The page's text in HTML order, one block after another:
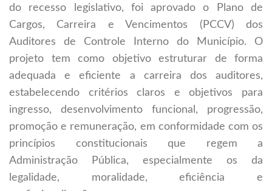
do recesso legislativo, foi aprovado o Plano de
Cargos, Carreira e Vencimentos (PCCV) dos
Auditores de Controle Interno do Município. O
projeto tem como objetivo estruturar de forma
adequada e eficiente a carreira dos auditores,
estabelecendo critérios claros e objetivos para
ingresso, desenvolvimento funcional, progressão,
promoção e remuneração, em conformidade com os
princípios constitucionais que regem a
Administração Pública, especialmente os da
legalidade, moralidade, eficiência e